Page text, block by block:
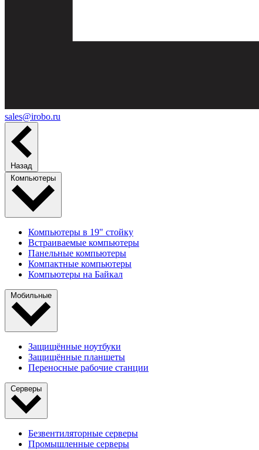
sales@irobo.ru
Назад
Компьютеры
Компьютеры в 19" стойкy
Встраиваемые компьютеры
Панельные компьютеры
Компактные компьютеры
Компьютеры на Байкал
Мобильные
Защищённые ноутбуки
Защищённые планшеты
Переносные рабочие станции
Серверы
Безвентиляторные серверы
Промышленные серверы